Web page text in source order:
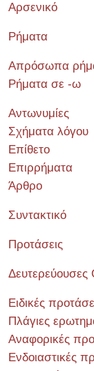
Αρσενικό
Ρήματα
Απρόσωπα
Ρήματα σε -ω
Αντωνυμίες
Σχήματα λόγου
Επίθετο
Επιρρήματα
Άρθρο
Συντακτικό
Προτάσεις
Δευτερεύουσες
Ειδικές
Πλάγιες
Αναφορικές
Ενδοιαστικές